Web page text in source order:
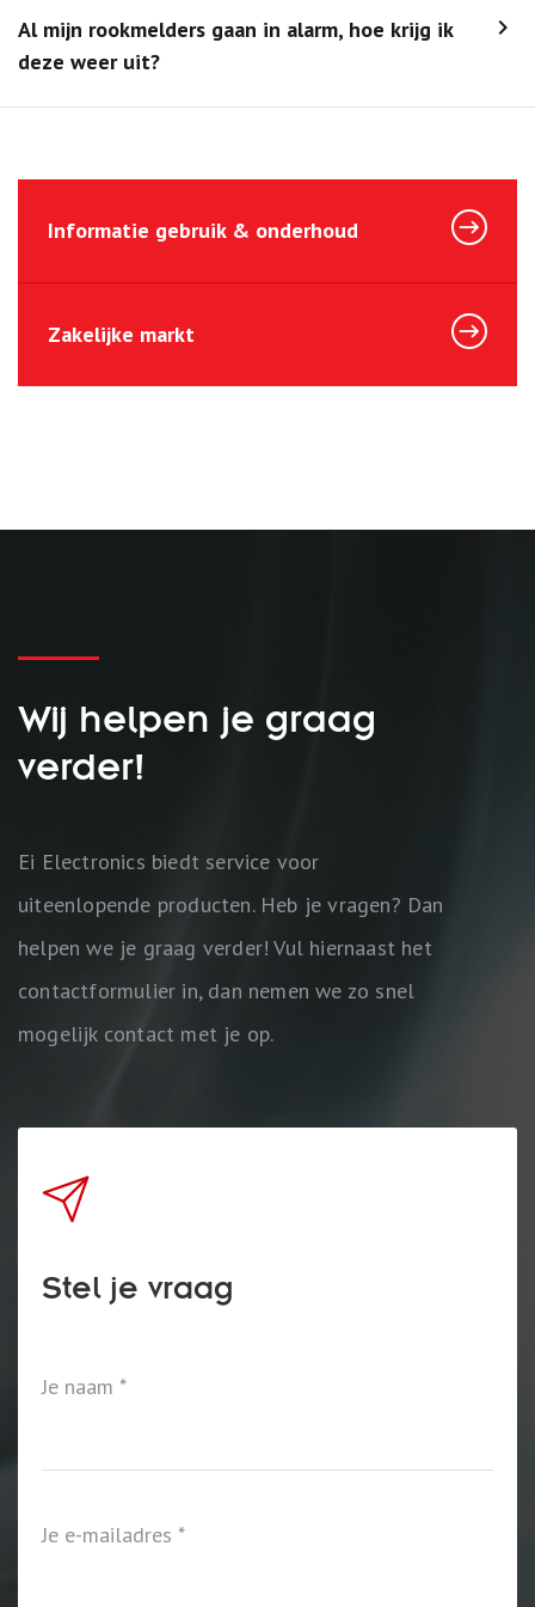
Al mijn rookmelders gaan in alarm, hoe krijg ik
deze weer uit?
Informatie gebruik & onderhoud
Zakelijke markt
Wij helpen je graag
verder!
Ei Electronics biedt service voor
uiteenlopende producten. Heb je vragen? Dan
helpen we je graag verder! Vul hiernaast het
contactformulier in, dan nemen we zo snel
mogelijk contact met je op.
Stel je vraag
Je naam
Je e-mailadres